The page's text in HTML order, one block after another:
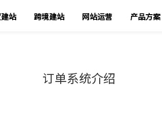
站 跨境建站 网站运营 产品方案
订单系统介绍